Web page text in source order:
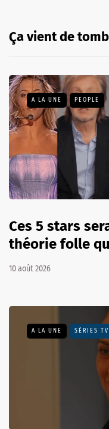
Ça vient de
A LA UNE PEOPLE
Ces 5 stars
théorie folle
10 août 2026
A LA UNE SÉRIES TV